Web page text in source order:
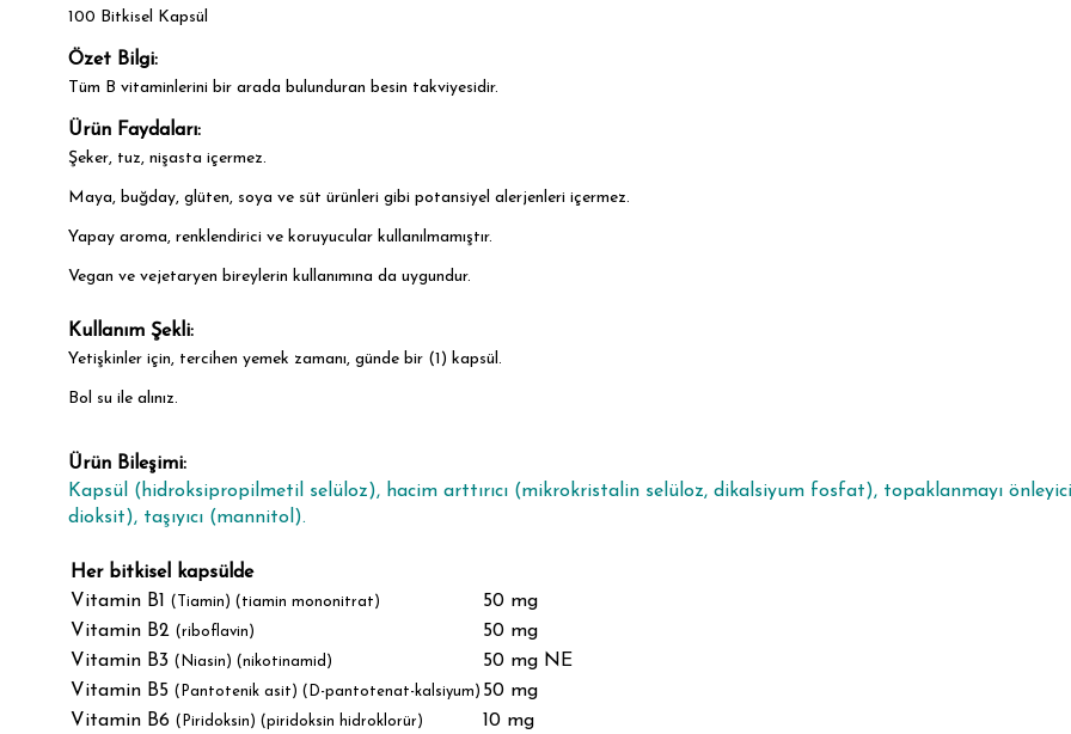
100 Bitkisel Kapsül
Özet Bilgi:
Tüm B vitaminlerini bir arada bulunduran besin takviyesidir.
Ürün Faydaları:
Şeker, tuz, nişasta içermez.
Maya, buğday, glüten, soya ve süt ürünleri gibi potansiyel alerjenleri içermez.
Yapay aroma, renklendirici ve koruyucular kullanılmamıştır.
Vegan ve vejetaryen bireylerin kullanımına da uygundur.
Kullanım Şekli:
Yetişkinler için, tercihen yemek zamanı, günde bir (1) kapsül.
Bol su ile alınız.
Ürün Bileşimi:
Kapsül (hidroksipropilmetil selüloz), hacim arttırıcı (mikrokristalin selüloz, dikalsiyum fosfat), topaklanmayı
dioksit), taşıyıcı (mannitol).
Her bitkisel kapsülde
Vitamin B1
(Tiamin) (tiamin mononitrat)
50 mg
Vitamin B2 (riboflavin)
50 mg
Vitamin B3 (Niasin) (nikotinamid)
50 mg NE
Vitamin B5 (Pantotenik asit) (D-pantotenat-kalsiyum) 50 mg
Vitamin B6 (Piridoksin) (piridoksin hidroklorür) 10 mg